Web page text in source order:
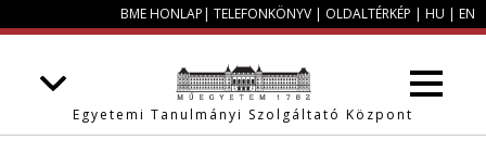
BME HONLAP| TELEFONKÖNYV | OLDALTÉRKÉP | HU | EN
Egyetemi Tanulmányi Szolgáltató Központ